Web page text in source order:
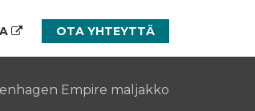
OTA YHTEYTTÄ
Empire maljakko